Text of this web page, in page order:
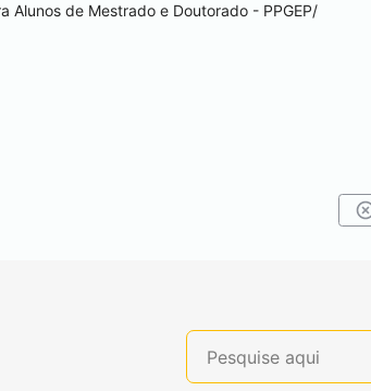
Alunos de Mestrado e Doutorado - PPGEP/